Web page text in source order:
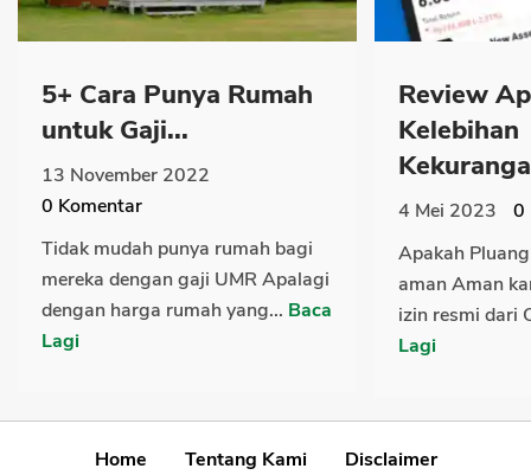
5+ Cara Punya Rumah
untuk Gaji...
13 November 2022
0 Komentar
Tidak mudah punya rumah bagi
mereka dengan gaji UMR Apalagi
dengan harga rumah yang... Baca
Lagi
Review
Kelebihan
4 Mei 2023 0
Apakah
aman Aman
izin resmi dari
Lagi
Home Tentang Kami Disclaimer